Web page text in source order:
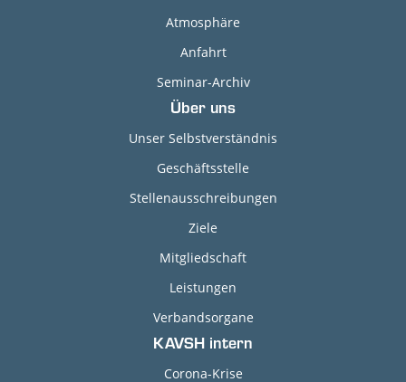
Atmosphäre
Anfahrt
Seminar-Archiv
Über uns
Unser Selbstverständnis
Geschäftsstelle
Stellenausschreibungen
Ziele
Mitgliedschaft
Leistungen
Verbandsorgane
KAVSH intern
Corona-Krise